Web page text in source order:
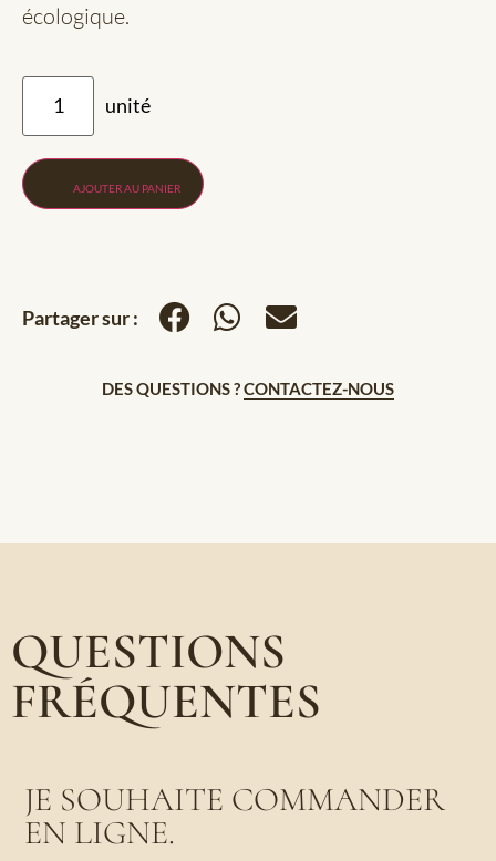
DES QUESTIONS ?CONTACTEZ-NOUS
écologique.
AJOUTER AU PANIER
Partager sur :
QUESTIONS
FRÉQUENTES
JE SOUHAITE COMMANDER
EN LIGNE.